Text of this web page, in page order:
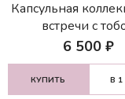
Капсульная
встречи с
6 500 ₽
КУПИТЬ В